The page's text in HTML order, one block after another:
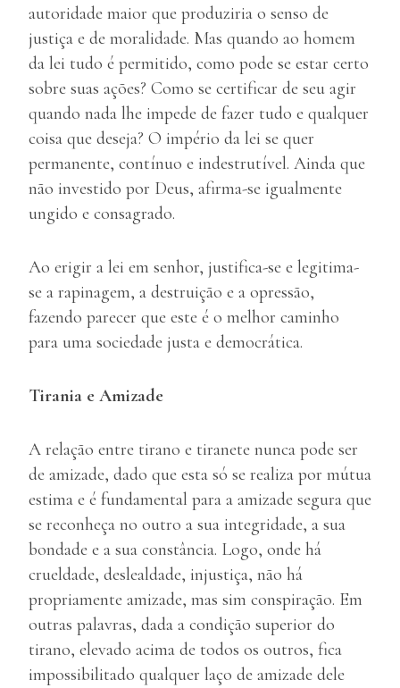
autoridade maior que produziria o senso de
justiça e de moralidade. Mas quando ao homem
da lei tudo é permitido, como pode se estar certo
sobre suas ações? Como se certificar de seu agir
quando nada lhe impede de fazer tudo e qualquer
coisa que deseja? O império da lei se quer
permanente, contínuo e indestrutível. Ainda que
não investido por Deus, afirma-se igualmente
ungido e consagrado.
Ao erigir a lei em senhor, justifica-se e legitima-
se a rapinagem, a destruição e a opressão,
fazendo parecer que este é o melhor caminho
para uma sociedade justa e democrática.
Tirania e Amizade
A relação entre tirano e tiranete nunca pode ser
de amizade, dado que esta só se realiza por mútua
estima e é fundamental para a amizade segura que
se reconheça no outro a sua integridade, a sua
bondade e a sua constância. Logo, onde há
crueldade, deslealdade, injustiça, não há
propriamente amizade, mas sim conspiração. Em
outras palavras, dada a condição superior do
tirano, elevado acima de todos os outros, fica
impossibilitado qualquer laço de amizade dele